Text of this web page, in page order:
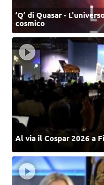
‘Q’ di Quasar -
cosmico
Al via il Cospar 2026 a